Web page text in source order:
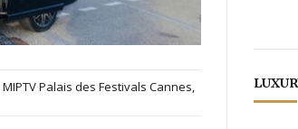
MIPTV Palais des Festivals Cannes,